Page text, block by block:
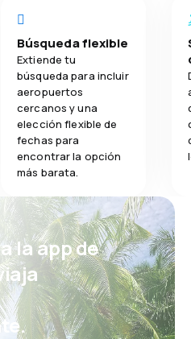
Búsqueda flexible
Extiende tu
búsqueda para incluir
aeropuertos
cercanos y una
elección flexible de
fechas para
encontrar la opción
más barata.
la app de